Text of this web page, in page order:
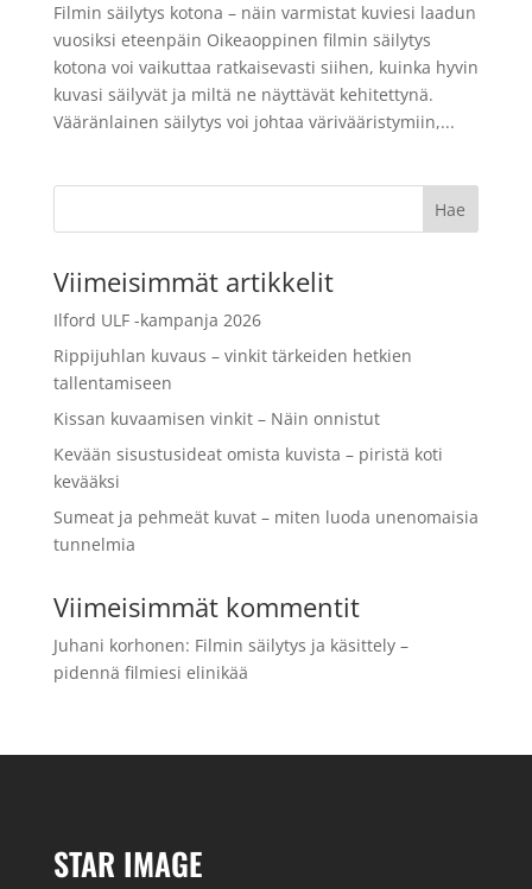
Filmin säilytys kotona – näin varmistat kuviesi laadun
vuosiksi eteenpäin Oikeaoppinen filmin säilytys
kotona voi vaikuttaa ratkaisevasti siihen, kuinka hyvin
kuvasi säilyvät ja miltä ne näyttävät kehitettynä.
Vääränlainen säilytys voi johtaa värivääristymiin,...
Viimeisimmät artikkelit
Ilford ULF -kampanja 2026
Rippijuhlan kuvaus – vinkit tärkeiden hetkien
tallentamiseen
Kissan kuvaamisen vinkit – Näin onnistut
Kevään sisustusideat omista kuvista – piristä koti
kevääksi
Sumeat ja pehmeät kuvat – miten luoda unenomaisia
tunnelmia
Viimeisimmät kommentit
Juhani korhonen: Filmin säilytys ja käsittely –
pidennä filmiesi elinikää
STAR IMAGE